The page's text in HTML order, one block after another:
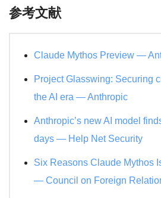
参考文献
Claude Mythos Preview —
Project Glasswing: Securing
the AI era — Anthropic
Anthropic’s new AI model
days — Help Net Security
Six Reasons Claude Mythos
— Council on Foreign